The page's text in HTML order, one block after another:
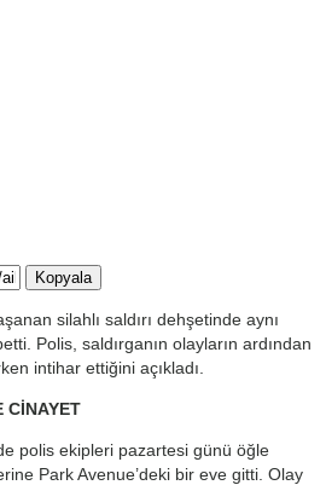
Kopyala
silahlı saldırı dehşetinde aynı
Polis, saldırganın olayların ardından
intihar ettiğini açıkladı.
CİNAYET
polis ekipleri pazartesi günü öğle
Park Avenue’deki bir eve gitti. Olay